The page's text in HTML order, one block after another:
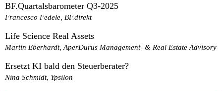
BF.Quartalsbarometer Q3-2025
Francesco Fedele, BF.direkt
Life Science Real Assets
Martin Eberhardt, AperDurus Management- & Real Estate Advisory
Ersetzt KI bald den Steuerberater?
Nina Schmidt, Ypsilon